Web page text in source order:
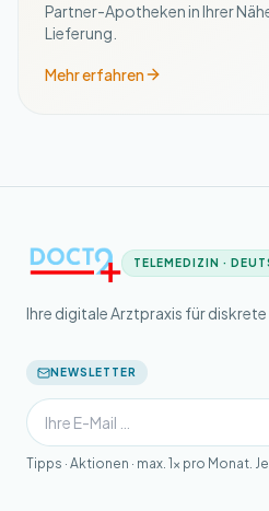
Partner-Apotheken in Ihrer
Lieferung.
Mehr erfahren
TELEMEDIZIN ·
Ihre digitale Arztpraxis für
NEWSLETTER
Tipps · Aktionen · max. 1× pro Monat.